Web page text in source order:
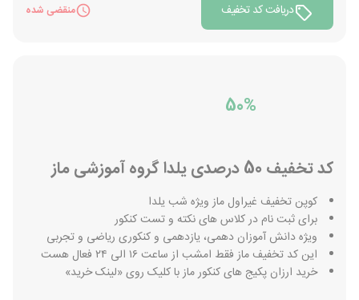
دریافت کد تخفیف منقضی شده
50%
کد تخفیف 50 درصدی یلدا گروه آموزشی ماز
کوپن تخفیف غیراول ماز ویژه شب یلدا
برای ثبت نام در کلاس های نکته و تست کنکور
ویژه دانش آموزان دهمی، یازدهمی و کنکوری ریاضی و تجربی
این كد تخفیف ماز فقط امشب از ساعت ١٦ الى ٢٤ فعال هست
خرید ارزان پکیج های کنکور ماز با کلیک روی «لینک خرید»